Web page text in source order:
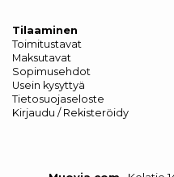
Tilaaminen
Toimitustavat
Maksutavat
Sopimusehdot
Usein kysyttyä
Tietosuojaseloste
Kirjaudu / Rekisteröidy